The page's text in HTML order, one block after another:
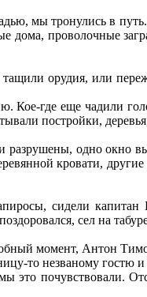
мы тронулись в
проволочные
орудия, или
где еще чадили
постройки,
одно окно
кровати,
сидели
сел на
момент, Антон
то незваному гостю и
почувствовали.